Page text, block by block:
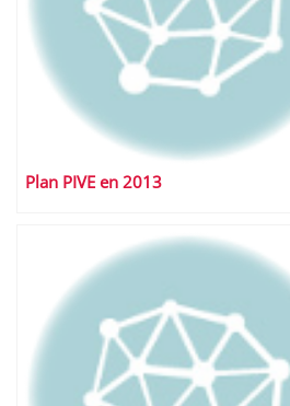
Plan PIVE en 2013